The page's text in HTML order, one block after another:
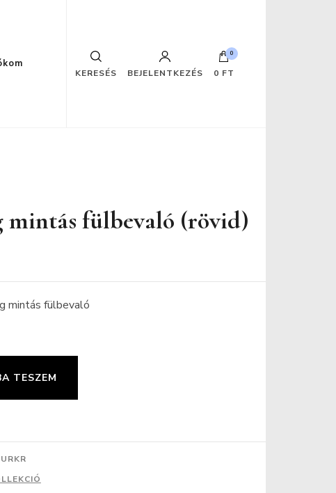
KERESÉS BEJELENTKEZÉS
0
0 FT
fülbevaló (rövid)
mintás fülbevaló
TESZEM